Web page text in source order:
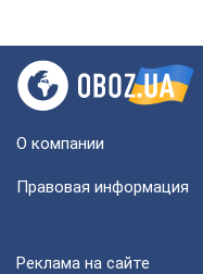
О компании
Правовая информация
Реклама на сайте